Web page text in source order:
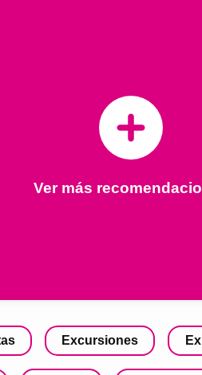
Ver más
Excursiones